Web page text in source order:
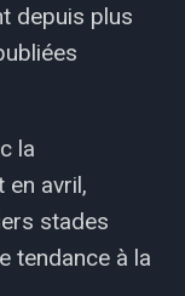
depuis plus
la
en avril,
stades
tendance à la